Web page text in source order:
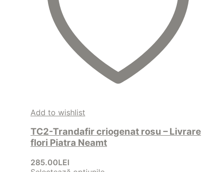
Add to wishlist
TC2-Trandafir criogenat rosu – Livrare
flori Piatra Neamt
285.00LEI